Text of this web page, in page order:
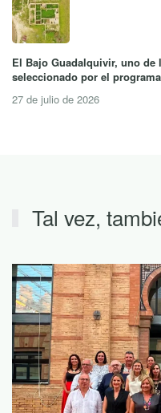
El Bajo Guadalquivir, uno
seleccionado por el
27 de julio de 2026
Tal vez,